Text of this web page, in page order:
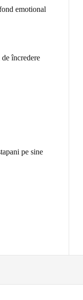
emotional
încredere
pe sine